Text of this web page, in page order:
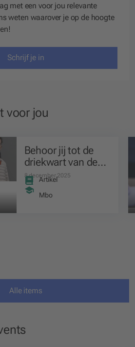
met een voor jou relevante
weten waarover je op de hoogte
Schrijf je in
voor jou
Behoor jij tot de
driekwart van de
jongeren met
geldzorgen?
8 december 2025
Artikel
Mbo
Alle items